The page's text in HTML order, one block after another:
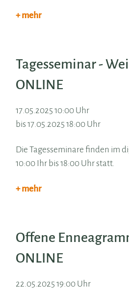
+ mehr
Tagesseminar -
ONLINE
17.05.2025 10:00 Uhr
bis 17.05.2025 18:00 Uhr
Die Tagesseminare finden im
10:00 Ihr bis 18:00 Uhr statt.
+ mehr
Offene
ONLINE
22.05.2025 19:00 Uhr